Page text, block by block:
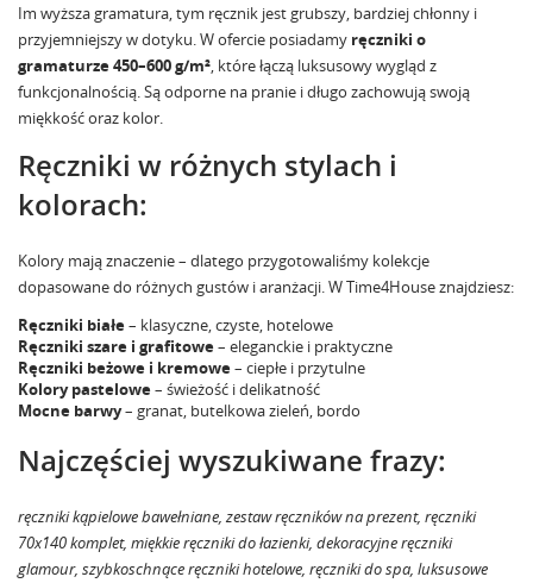
Im wyższa gramatura, tym ręcznik jest grubszy, bardziej chłonny i
przyjemniejszy w dotyku. W ofercie posiadamy ręczniki o
gramaturze 450–600 g/m², które łączą luksusowy wygląd z
funkcjonalnością. Są odporne na pranie i długo zachowują swoją
miękkość oraz kolor.
Ręczniki w różnych stylach i
kolorach:
Kolory mają znaczenie – dlatego przygotowaliśmy kolekcje
dopasowane do różnych gustów i aranżacji. W Time4House znajdziesz:
Ręczniki białe– klasyczne, czyste, hotelowe
Ręczniki szare i grafitowe– eleganckie i praktyczne
Ręczniki beżowe i kremowe– ciepłe i przytulne
Kolory pastelowe– świeżość i delikatność
Mocne barwy– granat, butelkowa zieleń, bordo
Najczęściej wyszukiwane frazy:
ręczniki kąpielowe bawełniane, zestaw ręczników na prezent, ręczniki
70x140 komplet, miękkie ręczniki do łazienki, dekoracyjne ręczniki
glamour, szybkoschnące ręczniki hotelowe, ręczniki do spa, luksusowe